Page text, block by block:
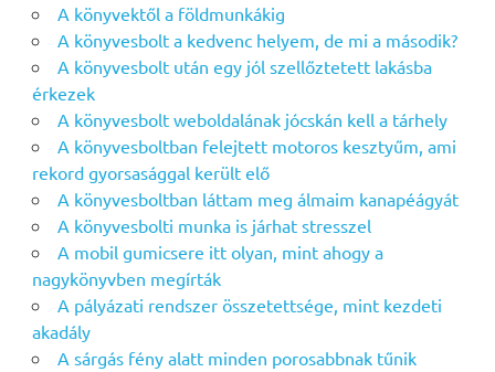
A könyvektől a földmunkákig
A könyvesbolt a kedvenc helyem, de mi a második?
A könyvesbolt után egy jól szellőztetett lakásba
érkezek
A könyvesbolt weboldalának jócskán kell a tárhely
A könyvesboltban felejtett motoros kesztyűm, ami
rekord gyorsasággal került elő
A könyvesboltban láttam meg álmaim kanapéágyát
A könyvesbolti munka is járhat stresszel
A mobil gumicsere itt olyan, mint ahogy a
nagykönyvben megírták
A pályázati rendszer összetettsége, mint kezdeti
akadály
A sárgás fény alatt minden porosabbnak tűnik